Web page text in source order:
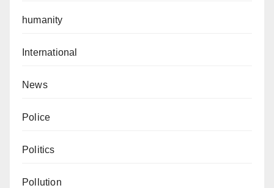
humanity
International
News
Police
Politics
Pollution